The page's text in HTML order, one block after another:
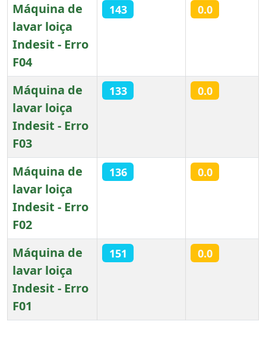
Máquina de
lavar loiça
Indesit - Erro
F04
143 0.0
Máquina de
lavar loiça
Indesit - Erro
F03
133 0.0
Máquina de
lavar loiça
Indesit - Erro
F02
136 0.0
Máquina de
lavar loiça
Indesit - Erro
F01
151 0.0